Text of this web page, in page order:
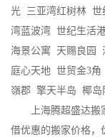
光 三亚湾红树林 世
湾蓝波湾 世纪生活
海景公寓 天赐良园
庭心天地 世贸金3
嶺郡 擎天半岛 椰岛
上海腾超盛达搬家
借优惠的搬家价格，